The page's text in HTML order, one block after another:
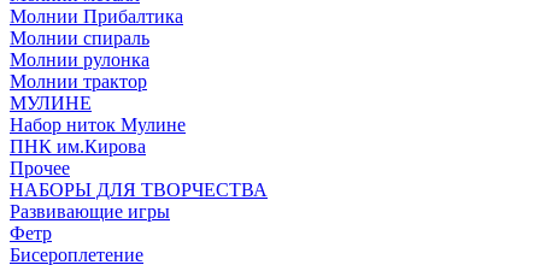
Молнии Прибалтика
Молнии спираль
Молнии рулонка
Молнии трактор
МУЛИНЕ
Набор ниток Мулине
ПНК им.Кирова
Прочее
НАБОРЫ ДЛЯ ТВОРЧЕСТВА
Развивающие игры
Фетр
Бисероплетение